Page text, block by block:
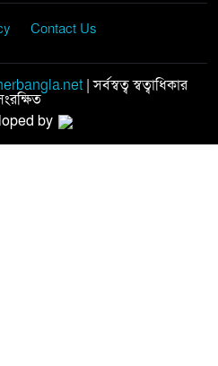
Contact Us
| সর্বস্বত্ব স্বত্বাধিকার
by